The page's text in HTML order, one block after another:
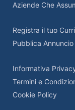
Aziende Che
Registra il tuo
Pubblica
Informativa
Termini e
Cookie Policy